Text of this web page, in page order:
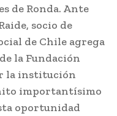
de Ronda. Ante
socio de
de Chile agrega
la Fundación
la institución
hito importantísimo
oportunidad